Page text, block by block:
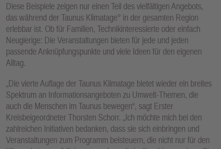
Diese Beispiele zeigen nur einen Teil des vielfältigen Angebots,
das während der Taunus Klimatage° in der gesamten Region
erlebbar ist. Ob für Familien, Technikinteressierte oder einfach
Neugierige: Die Veranstaltungen bieten für jede und jeden
passende Anknüpfungspunkte und viele Ideen für den eigenen
Alltag.
„Die vierte Auflage der Taunus Klimatage bietet wieder ein breites
Spektrum an Informationsangeboten zu Umwelt-Themen, die
auch die Menschen im Taunus bewegen“, sagt Erster
Kreisbeigeordneter Thorsten Schorr. „Ich möchte mich bei den
zahlreichen Initiativen bedanken, dass sie sich einbringen und
Veranstaltungen zum Programm beisteuern, die nicht nur für den